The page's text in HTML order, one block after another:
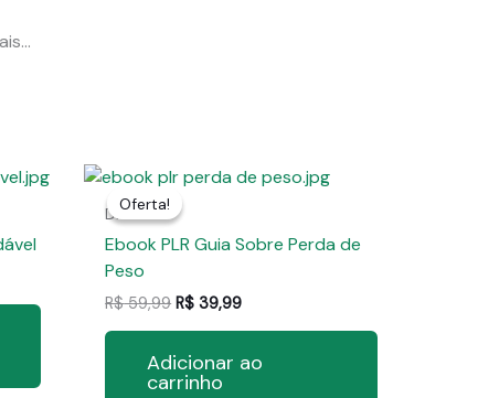
Oferta!
Oferta!
Dieta
Ebook PLR Guia Sobre Perda de
Peso
R$59,99 O
era:
R$ 59,99.
R$ 39,99O
é:
Adicionar ao
carrinho